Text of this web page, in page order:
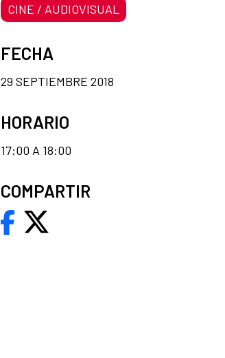
CINE / AUDIOVISUAL
FECHA
29 SEPTIEMBRE 2018
HORARIO
17:00 A 18:00
COMPARTIR